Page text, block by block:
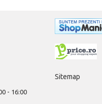
- 16:00
Sitemap